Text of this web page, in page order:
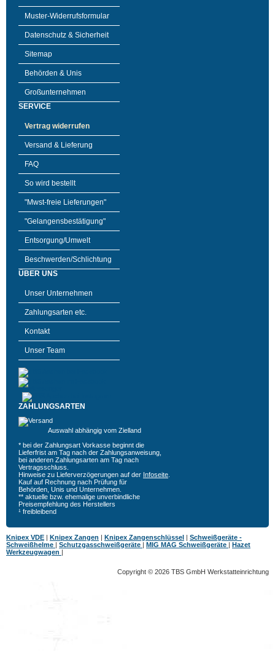
Muster-Widerrufsformular
Datenschutz & Sicherheit
Sitemap
Behörden & Unis
Großunternehmen
SERVICE
Vertrag widerrufen
Versand & Lieferung
FAQ
So wird bestellt
"Mwst-freie Lieferungen"
"Gelangensbestätigung"
Entsorgung/Umwelt
Beschwerden/Schlichtung
ÜBER UNS
Unser Unternehmen
Zahlungsarten etc.
Kontakt
Unser Team
ZAHLUNGSARTEN
Auswahl abhängig vom Zielland
* bei der Zahlungsart Vorkasse beginnt die
Lieferfrist am Tag nach der Zahlungsanweisung,
bei anderen Zahlungsarten am Tag nach
Vertragsschluss.
Hinweise zu Lieferverzögerungen auf der Infoseite
Kauf auf Rechnung nach Prüfung für
Behörden, Unis und Unternehmen.
** aktuelle bzw. ehemalige unverbindliche
Preisempfehlung des Herstellers
¹ freibleibend
Knipex VDE | Knipex Zangen | Knipex Zangenschlüssel | Schweißgeräte -
Schweißhelme | Schutzgasschweißgeräte | MIG MAG Schweißgeräte | Hazet
Werkzeugwagen |
Copyright © 2026 TBS GmbH Werkstatteinrichtung